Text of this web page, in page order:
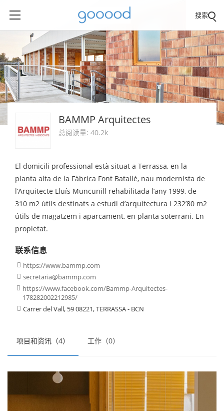
搜索
项目和资讯（4） 工作（0）
BAMMP Arquitectes
总阅读量: 40.2k
El domicili professional està situat a Terrassa, en la
planta alta de la Fàbrica Font Batallé, nau modernista de
l’Arquitecte Lluís Muncunill rehabilitada l’any 1999, de
310 m2 útils destinats a estudi d’arquitectura i 232’80 m2
útils de magatzem i aparcament, en planta soterrani. En
propietat.
联系信息
 https://www.bammp.com
 secretaria@bammp.com
 https://www.facebook.com/Bammp-Arquitectes-
178282002212985/
 Carrer del Vall, 59 08221, TERRASSA - BCN